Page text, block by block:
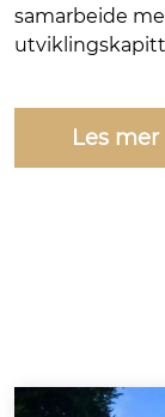
samarbeide
Les mer